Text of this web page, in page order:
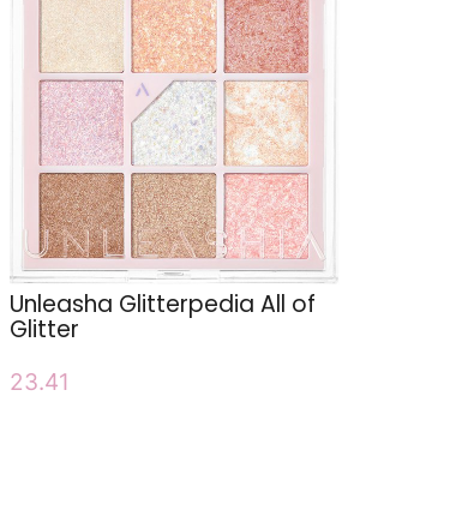
Unleasha Glitterpedia All of
Glitter
23.41